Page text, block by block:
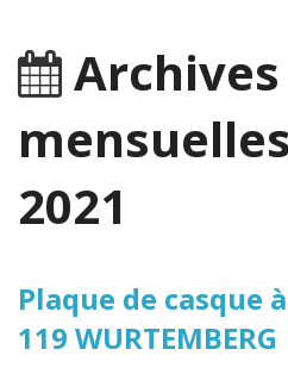
Archives
2021
Plaque de casque
119 WURTEMBERG